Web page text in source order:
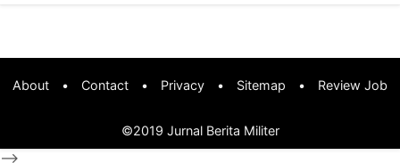
About • Contact • Privacy • Sitemap • Review Job
©2019 Jurnal Berita Militer
-->